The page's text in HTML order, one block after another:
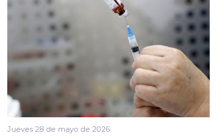
Jueves 28 de mayo de 2026